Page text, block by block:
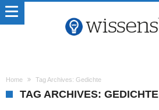
Home Tag Archives: Gedichte
TAG ARCHIVES: GEDICHTE